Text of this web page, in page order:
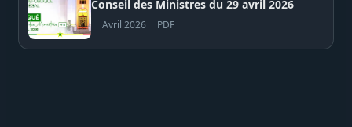
Conseil des Ministres du 29 avril 2026
Avril 2026 PDF